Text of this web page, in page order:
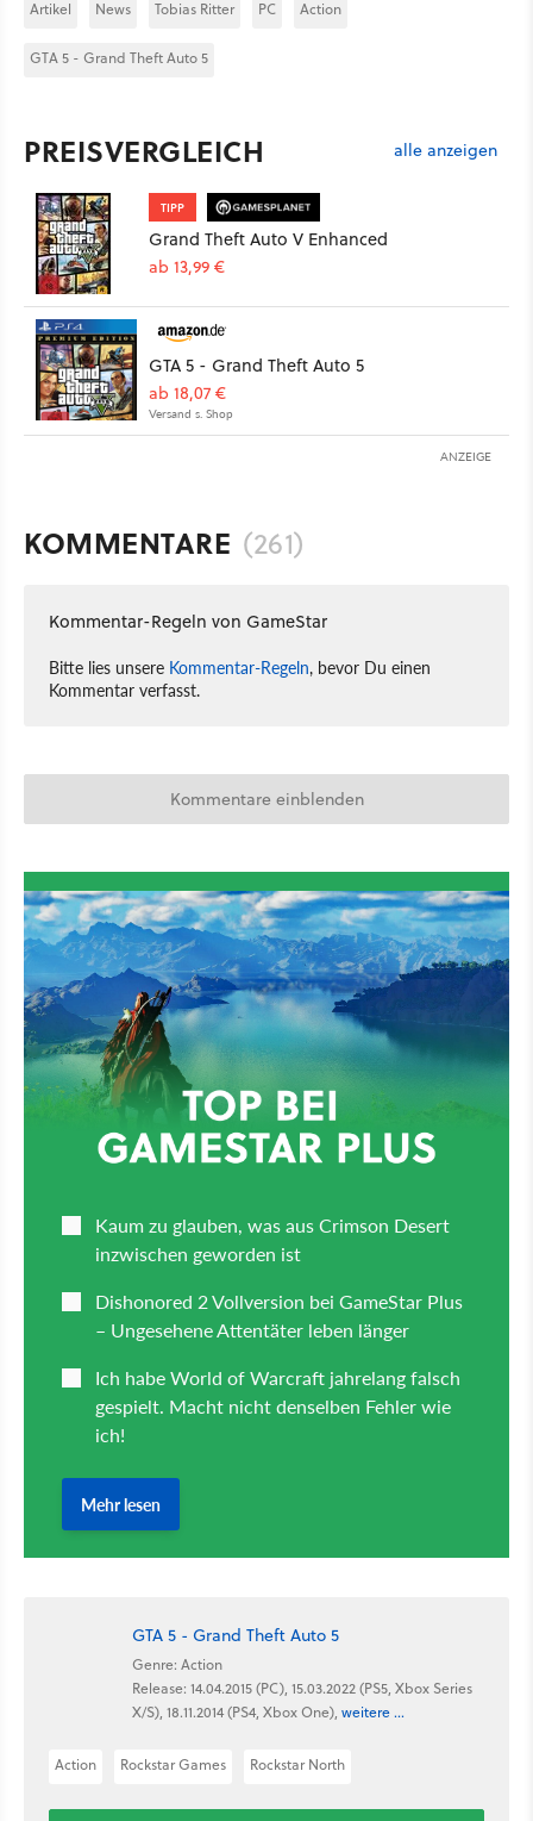
Artikel News Tobias Ritter PC Action
GTA 5 - Grand Theft Auto 5
PREISVERGLEICH alle anzeigen
TIPP
Grand Theft Auto V Enhanced
ab 13,99 €
GTA 5 - Grand Theft Auto 5
ab 18,07 €
Versand s. Shop
ANZEIGE
KOMMENTARE (261)
Kommentar-Regeln von GameStar
Bitte lies unsere Kommentar-Regeln, bevor Du einen
Kommentar verfasst.
Kommentare einblenden
GTA 5 - Grand Theft Auto 5
Genre: Action
Release: 14.04.2015 (PC), 15.03.2022 (PS5, Xbox Series
X/S), 18.11.2014 (PS4, Xbox One), weitere ...
Action Rockstar Games Rockstar North